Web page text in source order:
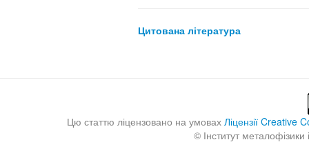
Цитована література
Цю статтю ліцензовано на умовах Ліцензії Creative
© Інститут